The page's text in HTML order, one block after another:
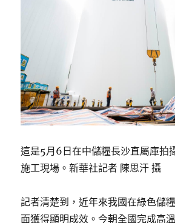
這是5月6日在中儲糧長沙直屬庫拍
施工現場。新華社記者 陳思汗 攝
記者清楚到，近年來我國在綠色儲
面獲得顯明成效。今朝全國完成高